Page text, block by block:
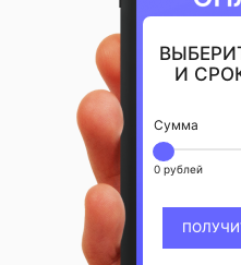
И
Сумма
0 рублей